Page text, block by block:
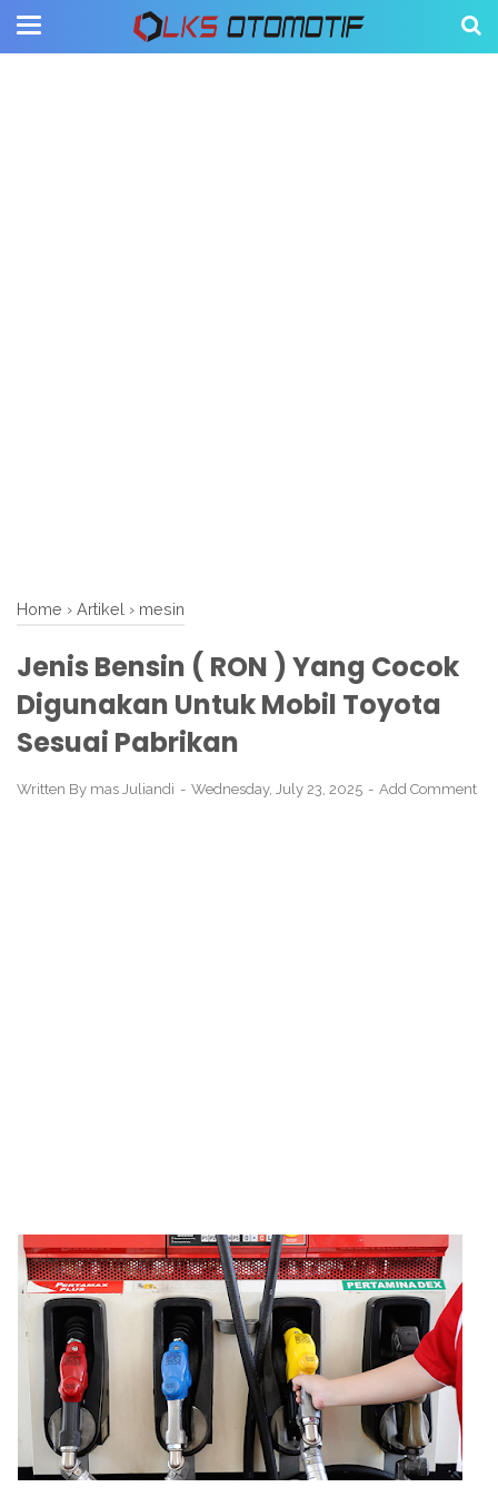
Home › Artikel › mesin
Jenis Bensin ( RON ) Yang Cocok
Digunakan Untuk Mobil Toyota
Sesuai Pabrikan
Written By mas Juliandi Wednesday, July 23, 2025 Add Comment